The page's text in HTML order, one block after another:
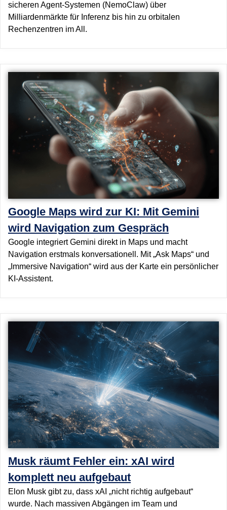
sicheren Agent-Systemen (NemoClaw) über
Milliardenmärkte für Inferenz bis hin zu orbitalen
Rechenzentren im All.
Google Maps wird zur KI: Mit Gemini
wird Navigation zum Gespräch
Google integriert Gemini direkt in Maps und macht
Navigation erstmals konversationell. Mit „Ask Maps“ und
„Immersive Navigation“ wird aus der Karte ein persönlicher
KI-Assistent.
Musk räumt Fehler ein: xAI wird
komplett neu aufgebaut
Elon Musk gibt zu, dass xAI „nicht richtig aufgebaut“
wurde. Nach massiven Abgängen im Team und